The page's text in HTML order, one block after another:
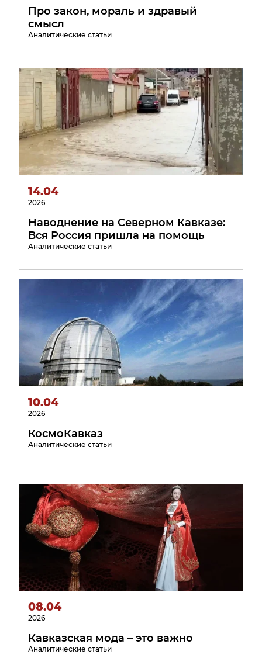
Про закон, мораль и здравый
смысл
Аналитические статьи
14.04
2026
Наводнение на Северном Кавказе:
Вся Россия пришла на помощь
Аналитические статьи
10.04
2026
КосмоКавказ
Аналитические статьи
08.04
2026
Кавказская мода – это важно
Аналитические статьи